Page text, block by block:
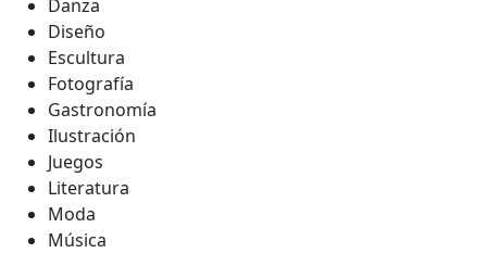
Danza
Diseño
Escultura
Fotografía
Gastronomía
Ilustración
Juegos
Literatura
Moda
Música